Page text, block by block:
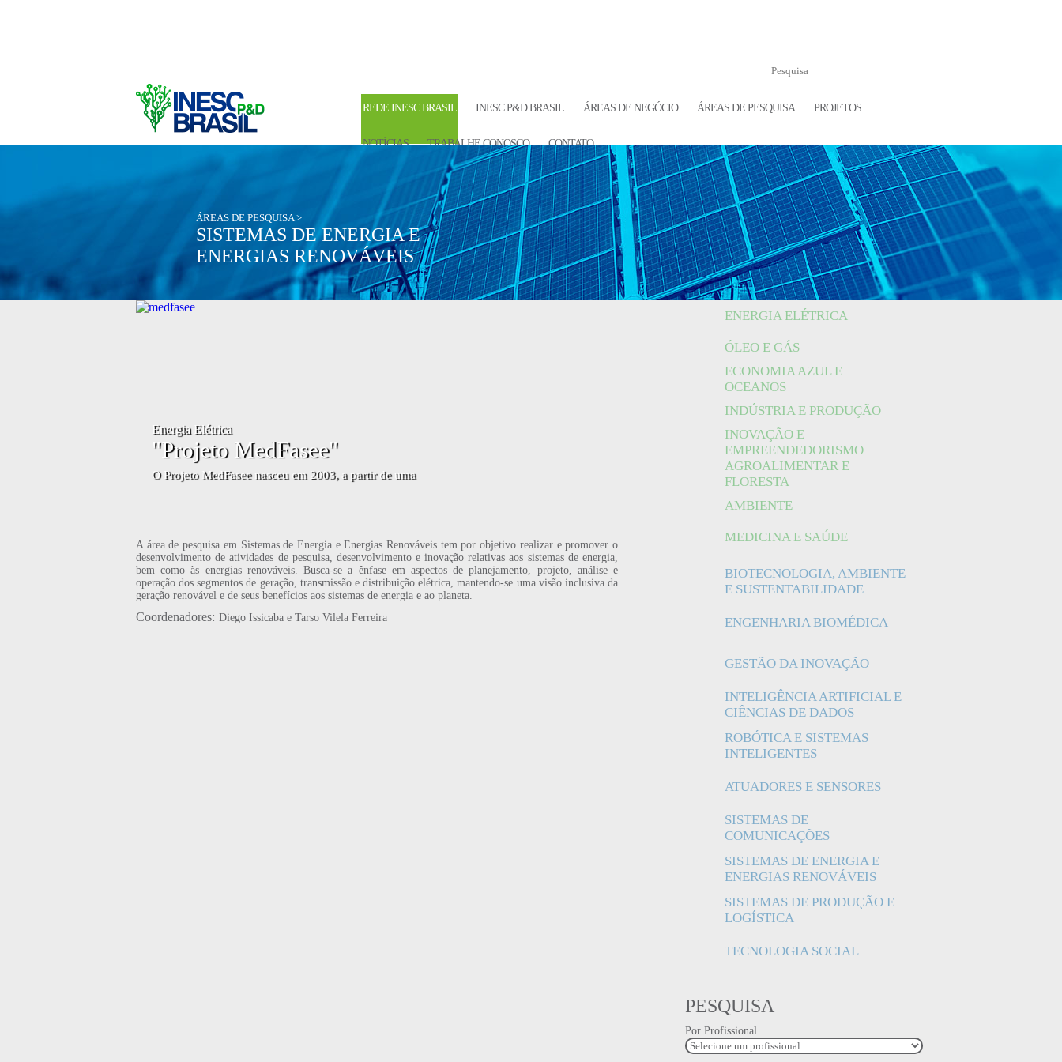
REDE INESC BRASIL INESC P&D BRASIL ÁREAS DE NEGÓCIO ÁREAS DE PESQUISA PROJETOS
NOTÍCIAS TRABALHE CONOSCO CONTATO
ÁREAS DE PESQUISA >
SISTEMAS DE ENERGIA E
ENERGIAS RENOVÁVEIS
A área de pesquisa em Sistemas de Energia e Energias Renováveis tem por objetivo realizar e promover o
desenvolvimento de atividades de pesquisa, desenvolvimento e inovação relativas aos sistemas de energia,
bem como às energias renováveis. Busca-se a ênfase em aspectos de planejamento, projeto, análise e
operação dos segmentos de geração, transmissão e distribuição elétrica, mantendo-se uma visão inclusiva da
geração renovável e de seus benefícios aos sistemas de energia e ao planeta.
Coordenadores: Diego Issicaba e Tarso Vilela Ferreira
ENERGIA ELÉTRICA
ÓLEO E GÁS
ECONOMIA AZUL E
OCEANOS
INDÚSTRIA E PRODUÇÃO
INOVAÇÃO E
EMPREENDEDORISMO
AGROALIMENTAR E
FLORESTA
AMBIENTE
MEDICINA E SAÚDE
BIOTECNOLOGIA, AMBIENTE
E SUSTENTABILIDADE
ENGENHARIA BIOMÉDICA
GESTÃO DA INOVAÇÃO
INTELIGÊNCIA ARTIFICIAL E
CIÊNCIAS DE DADOS
ROBÓTICA E SISTEMAS
INTELIGENTES
ATUADORES E SENSORES
SISTEMAS DE
COMUNICAÇÕES
SISTEMAS DE ENERGIA E
ENERGIAS RENOVÁVEIS
SISTEMAS DE PRODUÇÃO E
LOGÍSTICA
TECNOLOGIA SOCIAL
PESQUISA
Por Profissional